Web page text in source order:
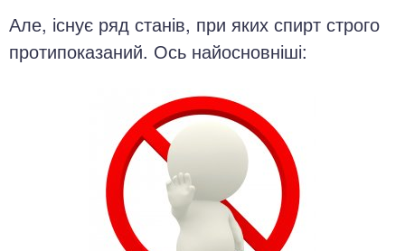
Але, існує ряд станів, при яких спирт строго
протипоказаний. Ось найосновніші: